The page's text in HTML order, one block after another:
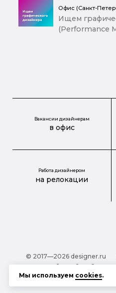
Офис (Санкт-
Ищем
(Performance
Вакансии дизайнерам
в офис
Работа дизайнером
на релокации
© 2017—2026 designer.ru
дизайнера?
О
Обработка персональных
Мы используем cookies.